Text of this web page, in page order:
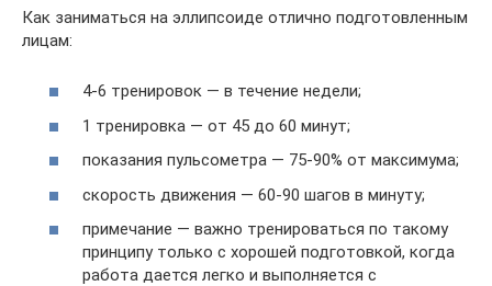
Как заниматься на эллипсоиде отлично подготовленным
лицам:
4-6 тренировок — в течение недели;
1 тренировка — от 45 до 60 минут;
показания пульсометра — 75-90% от максимума;
скорость движения — 60-90 шагов в минуту;
примечание — важно тренироваться по такому
принципу только с хорошей подготовкой, когда
работа дается легко и выполняется с